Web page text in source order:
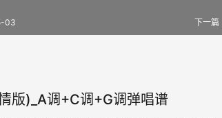
下一篇
03
版)_A调+C调+G调弹唱谱